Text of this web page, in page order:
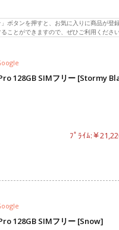
ボタンを押すと、お気に入りに商品が登
ことができますので、ぜひご利用くださ
128GB SIMフリー [Stormy
ﾌﾟﾗｲﾑ:￥
128GB SIMフリー [Snow]